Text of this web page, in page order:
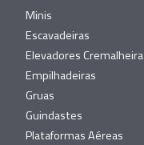
Minis
Escavadeiras
Elevadores Cremalheira
Empilhadeiras
Gruas
Guindastes
Plataformas Aéreas